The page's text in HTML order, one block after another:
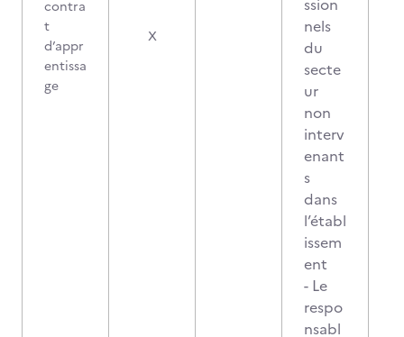
contra
t
d’appr
entissa
ge
X
ssion
nels
du
secte
ur
non
interv
enant
s
dans
l’établ
issem
ent
- Le
respo
nsabl